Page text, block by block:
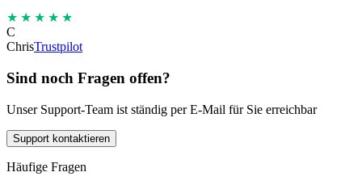
★★★★★
C
ChrisTrustpilot
Sind noch Fragen offen?
Unser Support-Team ist ständig per E-Mail für Sie erreichbar
Support kontaktieren
Häufige Fragen